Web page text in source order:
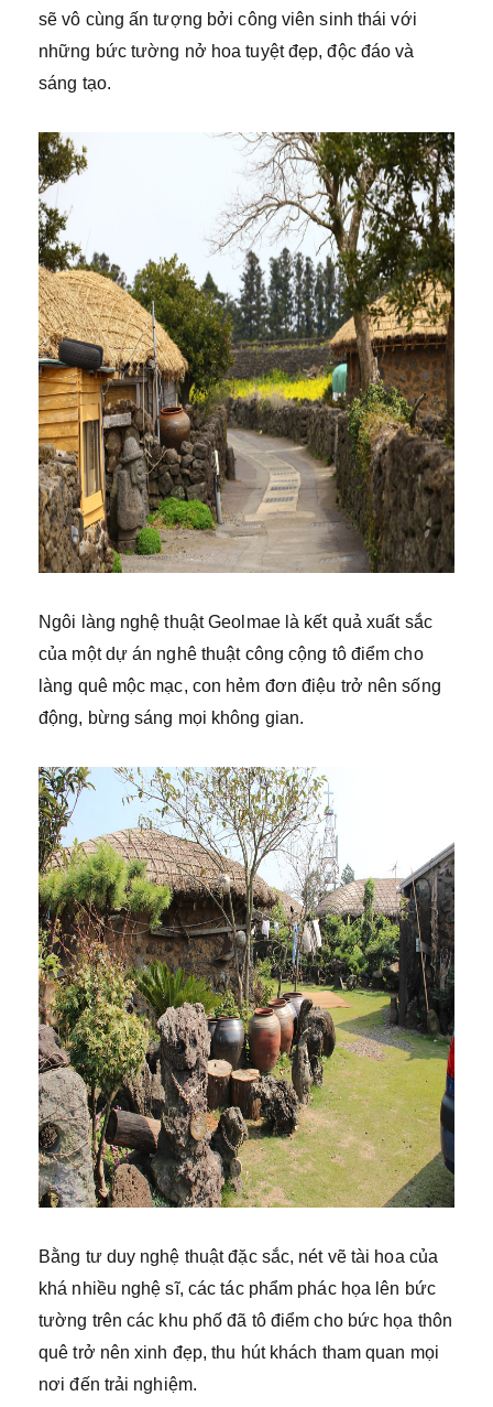
sẽ vô cùng ấn tượng bởi công viên sinh thái với
những bức tường nở hoa tuyệt đẹp, độc đáo và
sáng tạo.
Ngôi làng nghệ thuật Geolmae là kết quả xuất sắc
của một dự án nghê thuật công cộng tô điểm cho
làng quê mộc mạc, con hẻm đơn điệu trở nên sống
động, bừng sáng mọi không gian.
Bằng tư duy nghệ thuật đặc sắc, nét vẽ tài hoa của
khá nhiều nghệ sĩ, các tác phẩm phác họa lên bức
tường trên các khu phố đã tô điểm cho bức họa thôn
quê trở nên xinh đẹp, thu hút khách tham quan mọi
nơi đến trải nghiệm.